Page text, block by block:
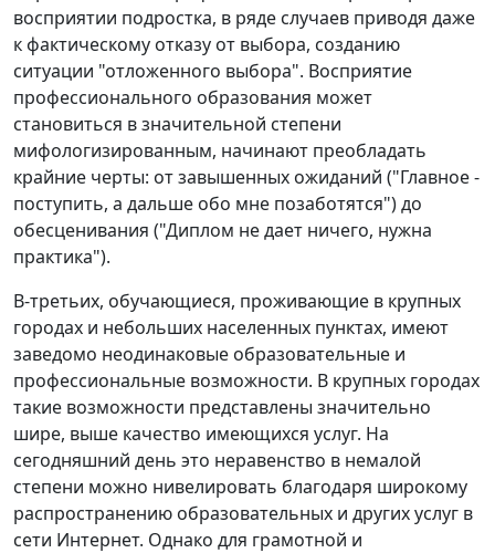
восприятии подростка, в ряде случаев приводя даже
к фактическому отказу от выбора, созданию
ситуации "отложенного выбора". Восприятие
профессионального образования может
становиться в значительной степени
мифологизированным, начинают преобладать
крайние черты: от завышенных ожиданий ("Главное -
поступить, а дальше обо мне позаботятся") до
обесценивания ("Диплом не дает ничего, нужна
практика").
В-третьих, обучающиеся, проживающие в крупных
городах и небольших населенных пунктах, имеют
заведомо неодинаковые образовательные и
профессиональные возможности. В крупных городах
такие возможности представлены значительно
шире, выше качество имеющихся услуг. На
сегодняшний день это неравенство в немалой
степени можно нивелировать благодаря широкому
распространению образовательных и других услуг в
сети Интернет. Однако для грамотной и